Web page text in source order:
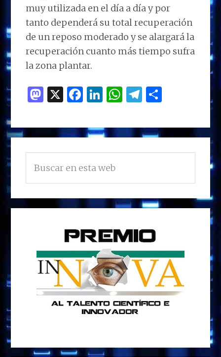
muy utilizada en el día a día y por
tanto dependerá su total recuperación
de un reposo moderado y se alargará la
recuperación cuanto más tiempo sufra
la zona plantar.
M
to
d
o
n
X F
ce
b
o
o
k
Li
k
e
dI
n
W
at
s
A
p
T
e
g
ra
m
p
ar
r
BARRA
LATERAL
PRINCIPAL
en
esta
web